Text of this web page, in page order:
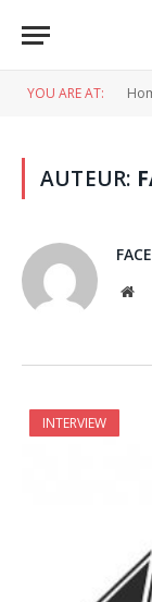
YOU ARE AT:
AUTEUR:
INTERVIEW